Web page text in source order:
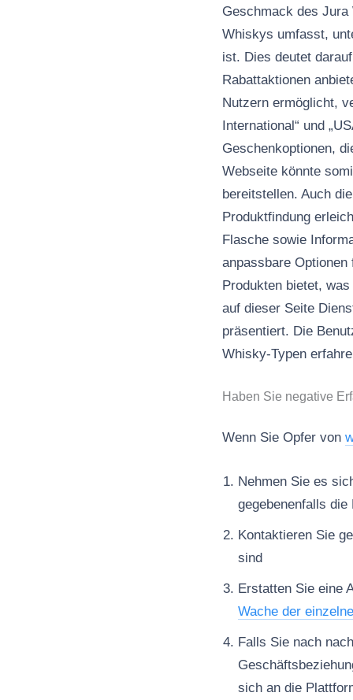
Geschmack des
Whiskys umfasst,
ist. Dies deutet
Rabattaktionen
Nutzern ermöglicht,
International“ und
Geschenkoptionen,
Webseite könnte
bereitstellen. Auch
Produktfindung
Flasche sowie
anpassbare
Produkten bietet,
auf dieser Seite
präsentiert. Die
Whisky-Typen
Haben Sie negative
Wenn Sie Opfer von
Nehmen Sie es
gegebenenfalls
Kontaktieren Sie
sind
Erstatten Sie eine
Wache der
Falls Sie nach
sich an die